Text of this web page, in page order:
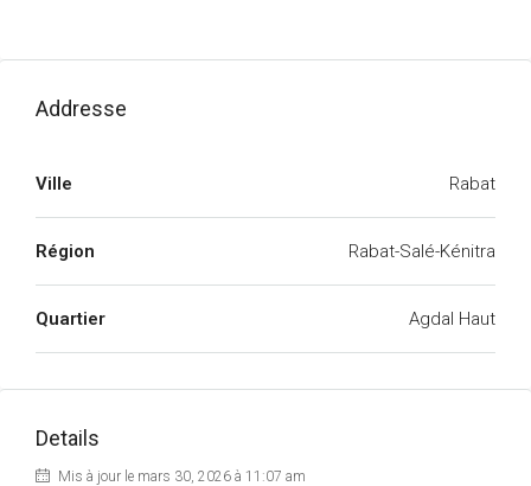
Addresse
Ville Rabat
Région Rabat-Salé-Kénitra
Quartier Agdal Haut
Details
Mis à jour le mars 30, 2026 à 11:07 am